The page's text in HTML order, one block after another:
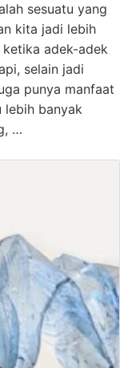
sesuatu yang
kita jadi lebih
ketika adek-adek
selain jadi
punya manfaat
lebih banyak
…